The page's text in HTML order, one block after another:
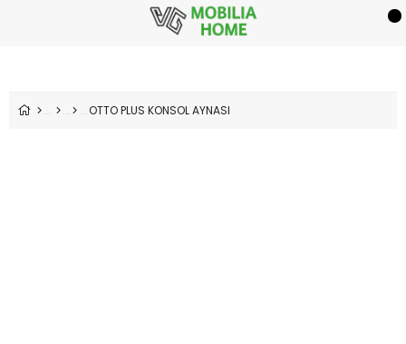
OTTO PLUS KONSOL AYNASI